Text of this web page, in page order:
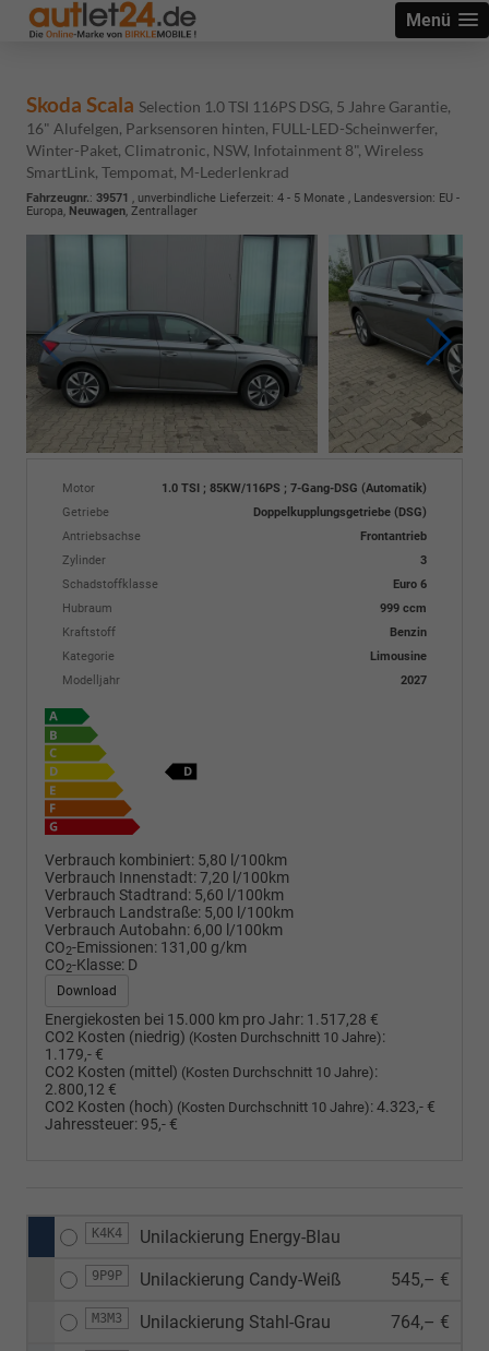
Menü
Skoda Scala Selection 1.0 TSI 116PS DSG, 5 Jahre Garantie,
16" Alufelgen, Parksensoren hinten, FULL-LED-Scheinwerfer,
Winter-Paket, Climatronic, NSW, Infotainment 8", Wireless
SmartLink, Tempomat, M-Lederlenkrad
Fahrzeugnr.: 39571 , unverbindliche Lieferzeit: 4 - 5 Monate , Landesversion: EU -
Europa, Neuwagen, Zentrallager
Motor
1.0 TSI ; 85KW/116PS ; 7-Gang-DSG (Automatik)
Getriebe
Doppelkupplungsgetriebe (DSG)
Antriebsachse
Frontantrieb
Zylinder
3
Schadstoffklasse
Euro 6
Hubraum
999 ccm
Kraftstoff
Benzin
Kategorie
Limousine
Modelljahr
2027
Verbrauch kombiniert: 5,80 l/100km
Verbrauch Innenstadt:7,20 l/100km
Verbrauch Stadtrand: 5,60 l/100km
Verbrauch Landstraße: 5,00 l/100km
Verbrauch Autobahn: 6,00 l/100km
CO2-Emissionen: 131,00 g/km
CO2-Klasse: D
Download
Energiekosten bei 15.000 km pro Jahr: 1.517,28 €
CO2 Kosten (niedrig) (Kosten Durchschnitt 10 Jahre):
1.179,- €
CO2 Kosten (mittel) (Kosten Durchschnitt 10 Jahre):
2.800,12 €
CO2 Kosten (hoch) (Kosten Durchschnitt 10 Jahre):4.323,- €
Jahressteuer: 95,- €
K4K4 Unilackierung Energy-Blau
9P9P Unilackierung Candy-Weiß 545,– €
M3M3 Unilackierung Stahl-Grau 764,– €